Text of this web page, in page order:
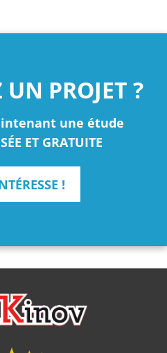
PROJET ?
une étude
ET GRATUITE
!